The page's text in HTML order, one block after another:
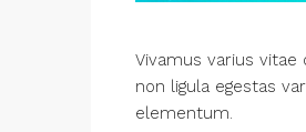
Vivamus varius
non ligula egestas
elementum.